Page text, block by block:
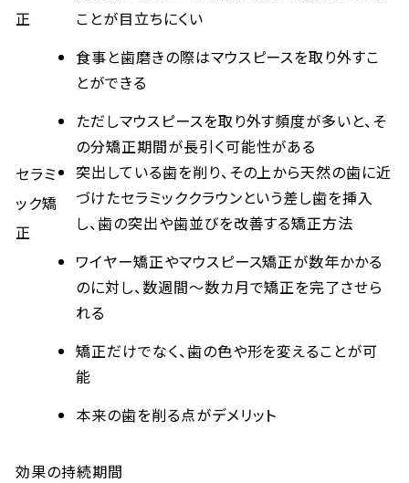
正
ことが目立ちにくい
食事と歯磨きの際はマウスピースを取り外すこ
とができる
ただしマウスピースを取り外す頻度が多いと、そ
の分矯正期間が長引く可能性がある
セラミ
ック矯
正
突出している歯を削り、その上から天然の歯に近
づけたセラミッククラウンという差し歯を挿入
し、歯の突出や歯並びを改善する矯正方法
ワイヤー矯正やマウスピース矯正が数年かかる
のに対し、数週間～数カ月で矯正を完了させら
れる
矯正だけでなく、歯の色や形を変えることが可
能
本来の歯を削る点がデメリット
効果の持続期間